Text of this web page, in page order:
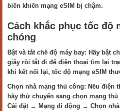
biến khiến mạng eSIM bị chậm.
Cách khắc phục tốc độ
chóng
Bật và tắt chế độ máy bay: Hãy bật
giây rồi tắt đi để điện thoại tìm lại
khi kết nối lại, tốc độ mạng eSIM
Chọn nhà mạng thủ công: Nếu điện
hãy thử chuyển sang chọn mạng
Cài đặt → Mạng di động → Chọn